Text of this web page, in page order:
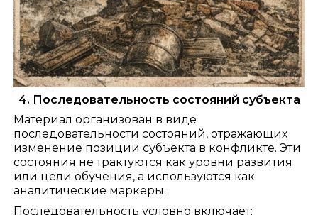
4. Последовательность состояний субъекта
Материал организован в виде
последовательности состояний, отражающих
изменение позиции субъекта в конфликте. Эти
состояния не трактуются как уровни развития
или цели обучения, а используются как
аналитические маркеры.
Последовательность условно включает: